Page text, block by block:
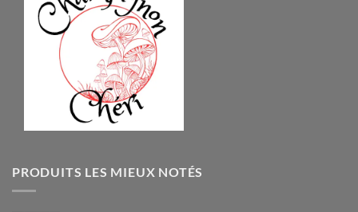
PRODUITS LES MIEUX NOTÉS